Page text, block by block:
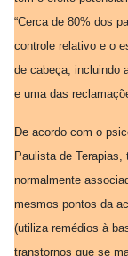
“Cerca de 80% dos
controle relativo e o
de cabeça, incluindo
e uma das
De acordo com o
Paulista de
normalmente
mesmos pontos da
(utiliza remédios à
transtornos que se